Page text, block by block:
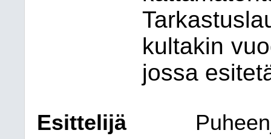
kultakin
jossa
Esittelijä